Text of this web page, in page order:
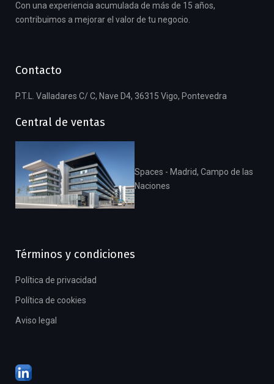
Con una experiencia acumulada de más de 15 años,
contribuimos a mejorar el valor de tu negocio.
Contacto
P.T.L. Valladares C/ C, Nave D4, 36315 Vigo, Pontevedra
Central de ventas
Spaces - Madrid, Campo de las
Naciones
Términos y condiciones
Política de privacidad
Política de cookies
Aviso legal